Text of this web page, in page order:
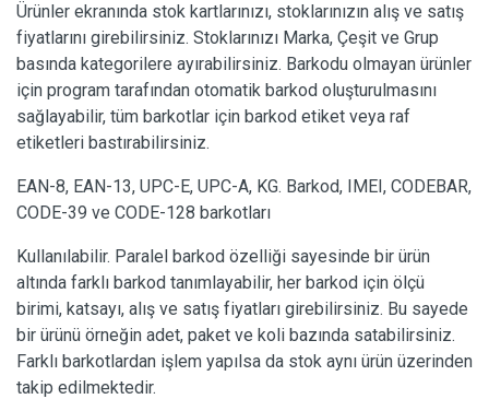
Ürünler ekranında stok kartlarınızı, stoklarınızın alış ve satış
fiyatlarını girebilirsiniz. Stoklarınızı Marka, Çeşit ve Grup
basında kategorilere ayırabilirsiniz. Barkodu olmayan ürünler
için program tarafından otomatik barkod oluşturulmasını
sağlayabilir, tüm barkotlar için barkod etiket veya raf
etiketleri bastırabilirsiniz.
EAN-8, EAN-13, UPC-E, UPC-A, KG. Barkod, IMEI, CODEBAR,
CODE-39 ve CODE-128 barkotları
Kullanılabilir. Paralel barkod özelliği sayesinde bir ürün
altında farklı barkod tanımlayabilir, her barkod için ölçü
birimi, katsayı, alış ve satış fiyatları girebilirsiniz. Bu sayede
bir ürünü örneğin adet, paket ve koli bazında satabilirsiniz.
Farklı barkotlardan işlem yapılsa da stok aynı ürün üzerinden
takip edilmektedir.